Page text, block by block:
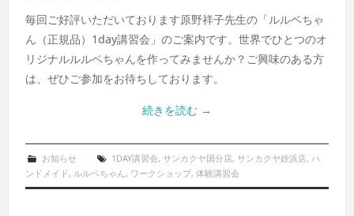
毎回ご好評いただいております原野祥子先生の「ルルベちゃ
ん（正規品）1day講習会」のご案内です。世界でひとつのオ
リジナルルルベちゃんを作ってみませんか？ご興味のある方
は、ぜひご参加をお待ちしております。
続きを読む →
お知らせ 1DAY講習会, サンカクヤ国分店, サンカクヤ姪浜店, ハ
ンドメイド, ルルベちゃん , ワークショップ,体験講習会